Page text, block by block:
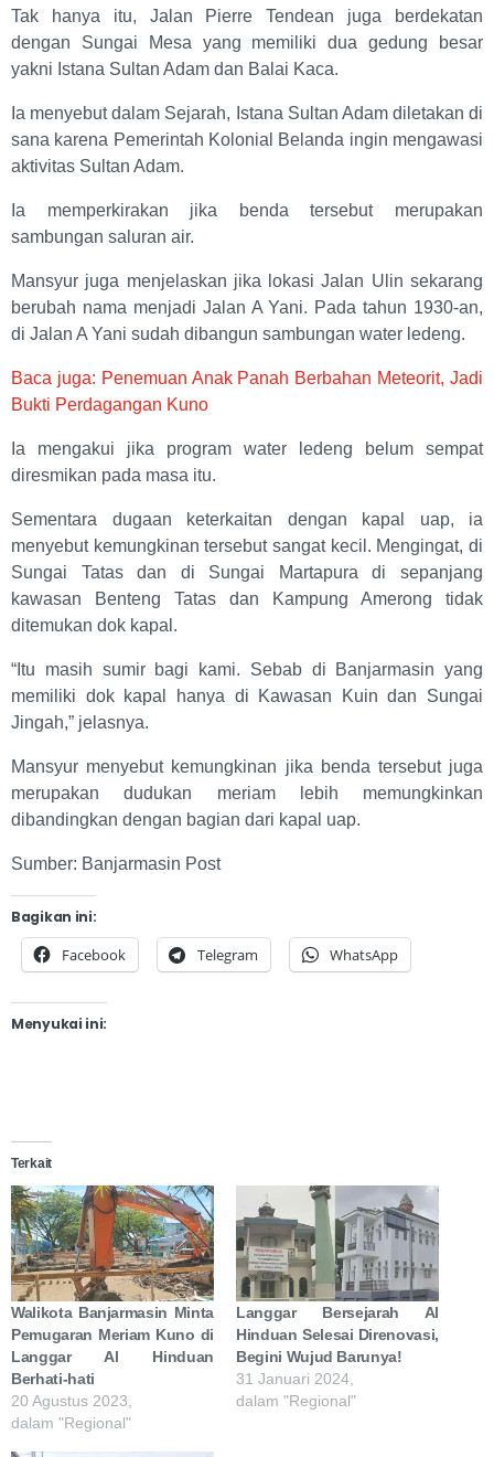
Tak hanya itu, Jalan Pierre Tendean juga berdekatan
dengan Sungai Mesa yang memiliki dua gedung besar
yakni Istana Sultan Adam dan Balai Kaca.
Ia menyebut dalam Sejarah, Istana Sultan Adam diletakan di
sana karena Pemerintah Kolonial Belanda ingin mengawasi
aktivitas Sultan Adam.
Ia memperkirakan jika benda tersebut merupakan
sambungan saluran air.
Mansyur juga menjelaskan jika lokasi Jalan Ulin sekarang
berubah nama menjadi Jalan A Yani. Pada tahun 1930-an,
di Jalan A Yani sudah dibangun sambungan water ledeng.
Baca juga: Penemuan Anak Panah Berbahan Meteorit, Jadi
Bukti Perdagangan Kuno
Ia mengakui jika program water ledeng belum sempat
diresmikan pada masa itu.
Sementara dugaan keterkaitan dengan kapal uap, ia
menyebut kemungkinan tersebut sangat kecil. Mengingat, di
Sungai Tatas dan di Sungai Martapura di sepanjang
kawasan Benteng Tatas dan Kampung Amerong tidak
ditemukan dok kapal.
“Itu masih sumir bagi kami. Sebab di Banjarmasin yang
memiliki dok kapal hanya di Kawasan Kuin dan Sungai
Jingah,” jelasnya.
Mansyur menyebut kemungkinan jika benda tersebut juga
merupakan dudukan meriam lebih memungkinkan
dibandingkan dengan bagian dari kapal uap.
Sumber: Banjarmasin Post
Bagikan ini:
Facebook Telegram WhatsApp
Menyukai ini:
Terkait
Walikota Banjarmasin Minta
Pemugaran Meriam Kuno di
Langgar Al Hinduan
Berhati-hati
20 Agustus 2023,
dalam "Regional"
Langgar Bersejarah Al
Hinduan Selesai Direnovasi,
Begini Wujud Barunya!
31 Januari 2024,
dalam "Regional"